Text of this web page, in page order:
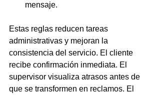
mensaje.
Estas reglas reducen tareas
administrativas y mejoran la
consistencia del servicio. El cliente
recibe confirmación inmediata. El
supervisor visualiza atrasos antes de
que se transformen en reclamos. El